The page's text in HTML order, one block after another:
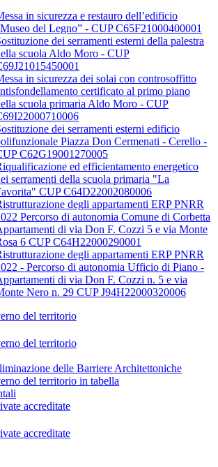
in sicurezza e restauro dell’edificio
del Legno” - CUP C65F21000400001
dei serramenti esterni della palestra
scuola Aldo Moro - CUP
in sicurezza dei solai con controsoffitto
certificato al primo piano
scuola primaria Aldo Moro - CUP
dei serramenti esterni edificio
Piazza Don Cermenati - Cerello -
C62G19001270005
ed efficientamento energetico
serramenti della scuola primaria "La
CUP C64D22002080006
degli appartamenti ERP PNRR
Percorso di autonomia Comune di Corbetta
di via Don F. Cozzi 5 e via Monte
6 CUP C64H22000290001
degli appartamenti ERP PNRR
- Percorso di autonomia Ufficio di Piano -
di via Don F. Cozzi n. 5 e via
Nero n. 29 CUP J94H22000320006
del territorio
del territorio
delle Barriere Architettoniche
del territorio in tabella
accreditate
accreditate